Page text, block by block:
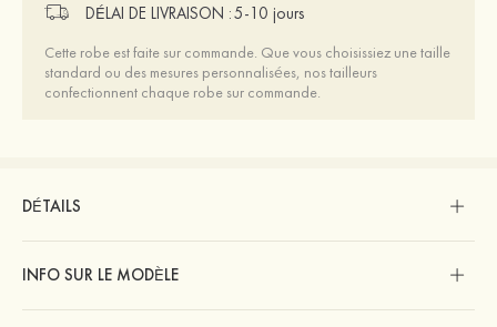
DÉLAI DE LIVRAISON :5-10 jours
Cette robe est faite sur commande. Que vous choisissiez une taille
standard ou des mesures personnalisées, nos tailleurs
confectionnent chaque robe sur commande.
DÉTAILS
INFO SUR LE MODÈLE